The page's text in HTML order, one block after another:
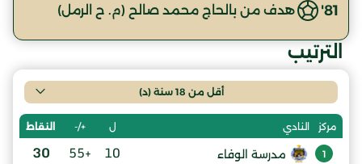
81' هدف من بالحاج محمد صالح (م. ح الرمل)
الترتيب
أقل من 18 سنة (د)
مركز النادي ل +/- النقاط
1 مدرسة الوفاء 10
+55
30